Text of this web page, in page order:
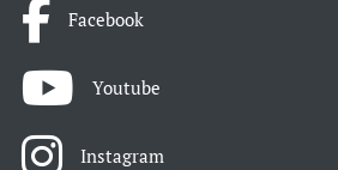
Facebook
Youtube
Instagram